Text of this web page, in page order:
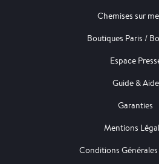
Chemises sur
Boutiques Paris /
Espace
Guide & Aide
Garanties
Mentions
Conditions